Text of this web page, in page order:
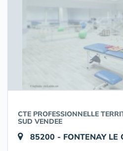
CTE PROFESSIONNELLE
SUD VENDEE
85200 - FONTENAY LE